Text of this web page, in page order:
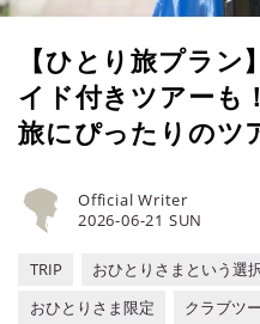
【ひとり旅プラ
イド付きツアーも
旅にぴったりのツ
2026-06-21 SUN
Official Writer
TRIP おひとりさまという選
おひとりさま限定
クラブツ